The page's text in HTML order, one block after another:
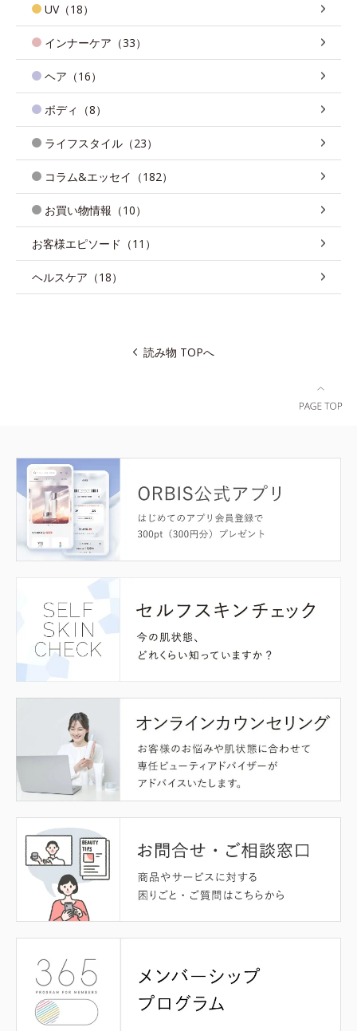
UV（18）
インナーケア（33）
ヘア（16）
ボディ（8）
ライフスタイル（23）
コラム&エッセイ（182）
お買い物情報（10）
お客様エピソード（11）
ヘルスケア（18）
読み物 TOPへ